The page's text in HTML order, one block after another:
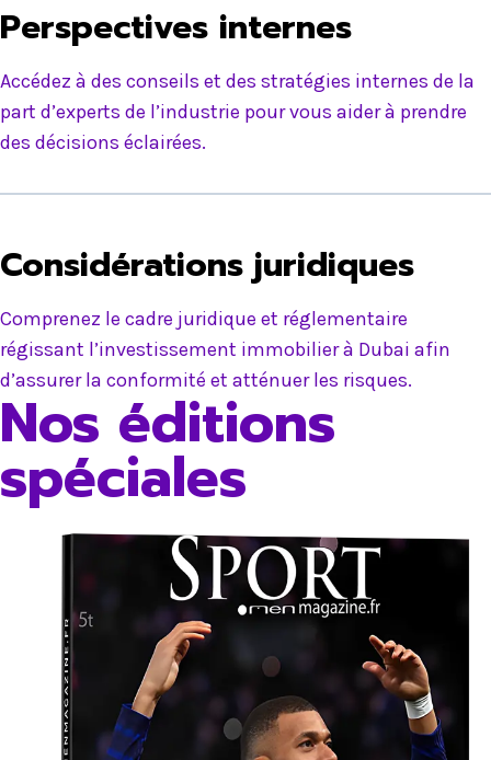
Perspectives internes
Accédez à des conseils et des stratégies internes de la
part d’experts de l’industrie pour vous aider à prendre
des décisions éclairées.
Considérations juridiques
Comprenez le cadre juridique et réglementaire
régissant l’investissement immobilier à Dubai afin
d’assurer la conformité et atténuer les risques.
Nos éditions
spéciales